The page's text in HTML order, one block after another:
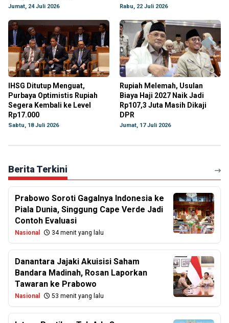
Jumat, 24 Juli 2026 Rabu, 22 Juli 2026
IHSG Ditutup Menguat,
Purbaya Optimistis Rupiah
Segera Kembali ke Level
Rp17.000
Sabtu, 18 Juli 2026
Rupiah Melemah, Usulan
Biaya Haji 2027 Naik Jadi
Rp107,3 Juta Masih Dikaji
DPR
Jumat, 17 Juli 2026
Berita Terkini
Prabowo Soroti Gagalnya Indonesia ke
Piala Dunia, Singgung Cape Verde Jadi
Contoh Evaluasi
Nasional 34 menit yang lalu
Danantara Jajaki Akuisisi Saham
Bandara Madinah, Rosan Laporkan
Tawaran ke Prabowo
Nasional 53 menit yang lalu